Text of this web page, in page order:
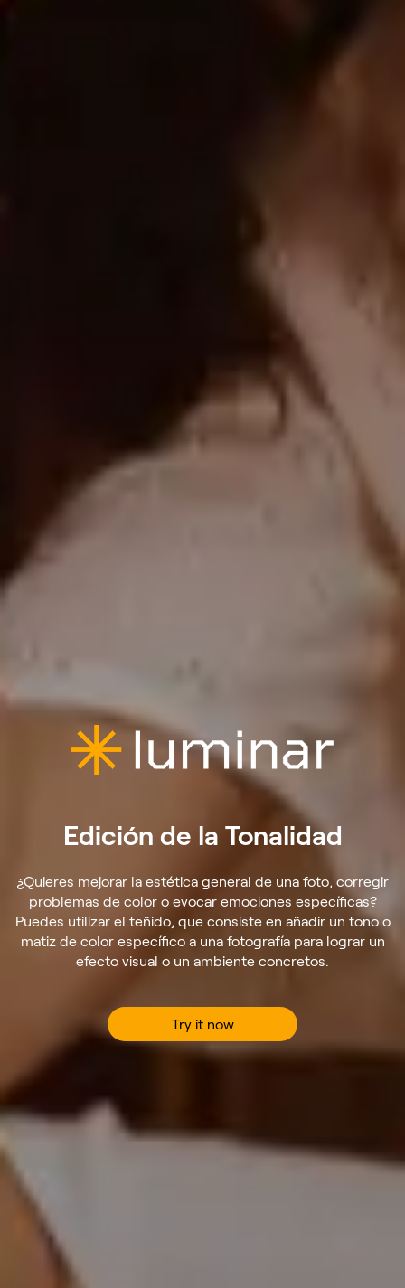
Edición de la Tonalidad
¿Quieres mejorar la estética general de una foto, corregir
problemas de color o evocar emociones específicas?
Puedes utilizar el teñido, que consiste en añadir un tono o
matiz de color específico a una fotografía para lograr un
efecto visual o un ambiente concretos.
Try it now